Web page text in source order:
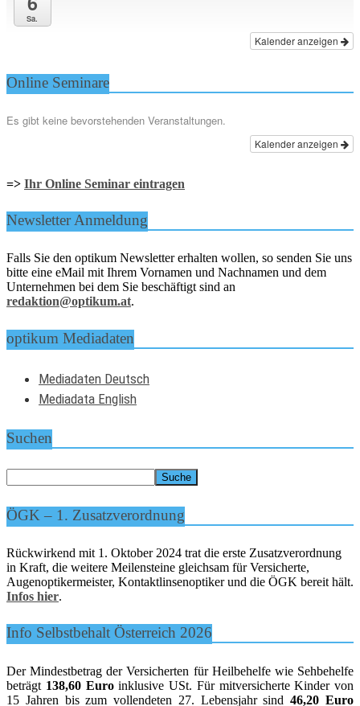
Sa.
Kalender anzeigen
Online Seminare
Es gibt keine bevorstehenden Veranstaltungen.
Kalender anzeigen
=> Ihr Online Seminar eintragen
Newsletter Anmeldung
Falls Sie den optikum Newsletter erhalten wollen, so senden Sie uns
bitte eine eMail mit Ihrem Vornamen und Nachnamen und dem
Unternehmen bei dem Sie beschäftigt sind an
redaktion@optikum.at.
optikum Mediadaten
Mediadaten Deutsch
Mediadata English
Suchen
ÖGK – 1. Zusatzverordnung
Rückwirkend mit 1. Oktober 2024 trat die erste Zusatzverordnung
in Kraft, die weitere Meilensteine gleichsam für Versicherte,
Augenoptikermeister, Kontaktlinsenoptiker und die ÖGK bereit hält.
Infos hier.
Info Selbstbehalt Österreich 2026
Der Mindestbetrag der Versicherten für Heilbehelfe wie Sehbehelfe
beträgt 138,60 Euroinklusive USt. Für mitversicherte Kinder von
15 Jahren bis zum vollendeten 27. Lebensjahr sind46,20 Euro